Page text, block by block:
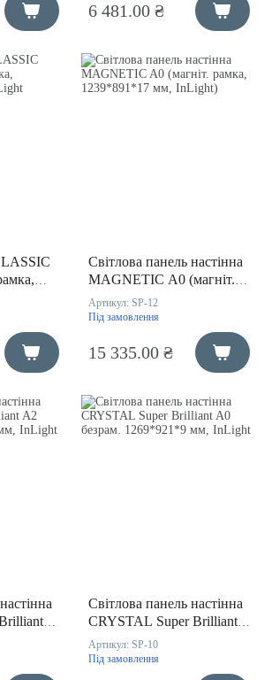
6 481.00 ₴
Світлова панель настінна
MAGNETIC A0 (магніт.
рамка, 1239*891*17 мм,
InLight)
Артикул: SP-12
Під замовлення
15 335.00 ₴
мм,
Світлова панель настінна
CRYSTAL Super Brilliant
A0 безрам. 1269*921*9
мм, InLight
Артикул: SP-10
Під замовлення